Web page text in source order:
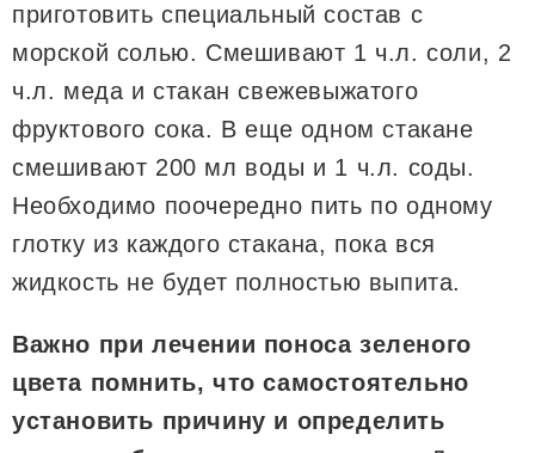
приготовить специальный состав с
морской солью. Смешивают 1 ч.л. соли, 2
ч.л. меда и стакан свежевыжатого
фруктового сока. В еще одном стакане
смешивают 200 мл воды и 1 ч.л. соды.
Необходимо поочередно пить по одному
глотку из каждого стакана, пока вся
жидкость не будет полностью выпита.
Важно при лечении поноса зеленого
цвета помнить, что самостоятельно
установить причину и определить